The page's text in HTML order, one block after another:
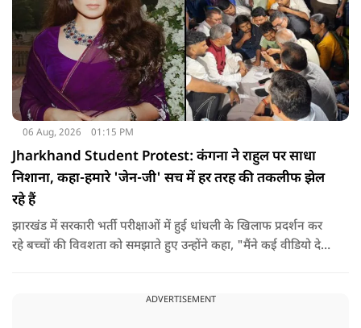
06 Aug, 2026 01:15 PM
Jharkhand Student Protest: कंगना ने राहुल पर साधा
निशाना, कहा-हमारे 'जेन-जी' सच में हर तरह की तकलीफ झेल
रहे हैं
झारखंड में सरकारी भर्ती परीक्षाओं में हुई धांधली के खिलाफ प्रदर्शन कर
रहे बच्चों की विवशता को समझाते हुए उन्होंने कहा, "मैंने कई वीडियो देखे
यहां तक गंभीर हैं कि बच्चों के पास ऑनलाइन फूड नहीं जा पा रहा है. ऐसी
ADVERTISEMENT